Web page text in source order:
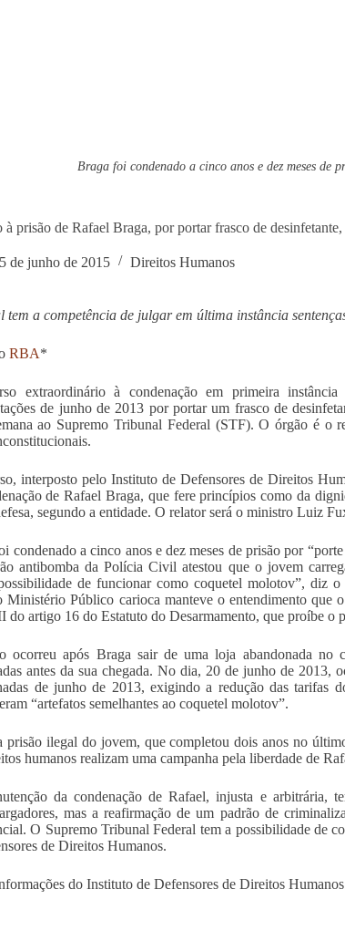
Braga foi condenado a cinco anos e dez meses
à prisão de Rafael Braga, por portar frasco de
de junho de 2015 Direitos Humanos
tem a competência de julgar em última instância
RBA*
extraordinário à condenação em primeira
de junho de 2013 por portar um frasco de
ao Supremo Tribunal Federal (STF). O órgão é o
interposto pelo Instituto de Defensores de Direitos
de Rafael Braga, que fere princípios como da
segundo a entidade. O relator será o ministro Luiz
condenado a cinco anos e dez meses de prisão por
antibomba da Polícia Civil atestou que o jovem
de funcionar como coquetel molotov”, diz
Ministério Público carioca manteve o entendimento que
do artigo 16 do Estatuto do Desarmamento, que proíbe o
ocorreu após Braga sair de uma loja abandonada
antes da sua chegada. No dia, 20 de junho de 2013,
de junho de 2013, exigindo a redução das tarifas
“artefatos semelhantes ao coquetel molotov”.
prisão ilegal do jovem, que completou dois anos no
humanos realizam uma campanha pela liberdade de
da condenação de Rafael, injusta e
mas a reafirmação de um padrão de
O Supremo Tribunal Federal tem a possibilidade de
de Direitos Humanos.
do Instituto de Defensores de Direitos